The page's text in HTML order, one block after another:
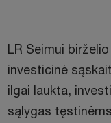
LR Seimui
investicinė
ilgai laukta,
sąlygas